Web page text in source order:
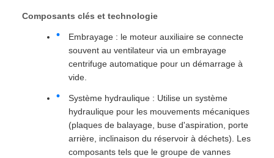
Composants clés et technologie
Embrayage : le moteur auxiliaire se connecte
souvent au ventilateur via un embrayage
centrifuge automatique pour un démarrage à
vide.
Système hydraulique : Utilise un système
hydraulique pour les mouvements mécaniques
(plaques de balayage, buse d'aspiration, porte
arrière, inclinaison du réservoir à déchets). Les
composants tels que le groupe de vannes